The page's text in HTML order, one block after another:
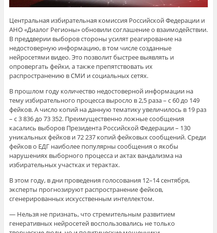
Центральная избирательная комиссия Российской Федерации и
АНО «Диалог Регионы» обновили соглашение о взаимодействии.
В преддверии выборов стороны усилят реагирование на
недостоверную информацию, в том числе созданные
нейросетями видео. Это позволит быстрее выявлять и
опровергать фейки, а также препятствовать их
распространению в СМИ и социальных сетях.
В прошлом году количество недостоверной информации на
тему избирательного процесса выросло в 2,5 раза – с 60 до 149
фейков. А число копий на данную тематику увеличилось в 19 раз
– с 3 836 до 73 352. Преимущественно ложные сообщения
касались выборов Президента Российской Федерации – 130
уникальных фейков и 72 237 копий фейковых сообщений. Среди
фейков о ЕДГ наиболее популярны сообщения о якобы
нарушениях выборного процесса и актах вандализма на
избирательных участках и терактах.
В этом году, в дни проведения голосования 12–14 сентября,
эксперты прогнозируют распространение фейков,
сгенерированных искусственным интеллектом.
— Нельзя не признать, что стремительным развитием
генеративных нейросетей воспользовались не только